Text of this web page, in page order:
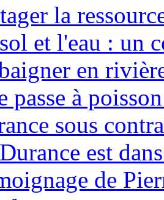
la
et l'eau : un
en
passe à
sous
est
de